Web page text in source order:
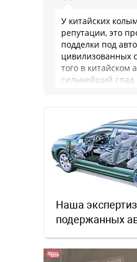
У китайских
репутации, это
подделки под
цивилизованных
того в китайском
сильнейший спад
Наша
подержанных